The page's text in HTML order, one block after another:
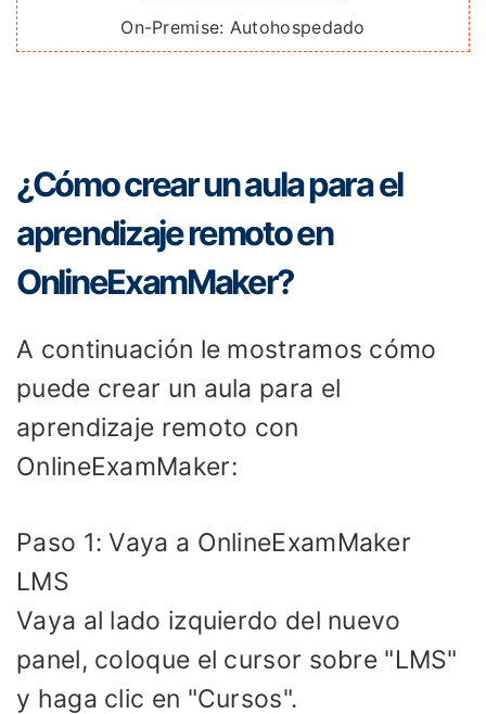
On-Premise: Autohospedado
¿Cómo crear un aula para el
aprendizaje remoto en
OnlineExamMaker?
A continuación le mostramos cómo
puede crear un aula para el
aprendizaje remoto con
OnlineExamMaker:
Paso 1: Vaya a OnlineExamMaker
LMS
Vaya al lado izquierdo del nuevo
panel, coloque el cursor sobre "LMS"
y haga clic en "Cursos".